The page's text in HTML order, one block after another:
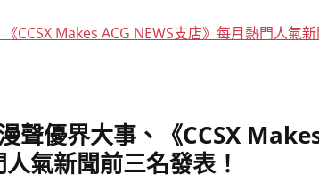
聲優界大事、《CCSX
氣新聞前三名發表！